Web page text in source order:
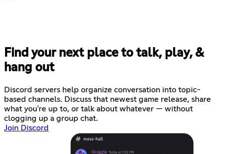
Find your next place to talk, play, &
hang out
Discord servers help organize conversation into topic-
based channels. Discuss that newest game release, share
what you're up to, or talk about whatever — without
clogging up a group chat.
Join Discord